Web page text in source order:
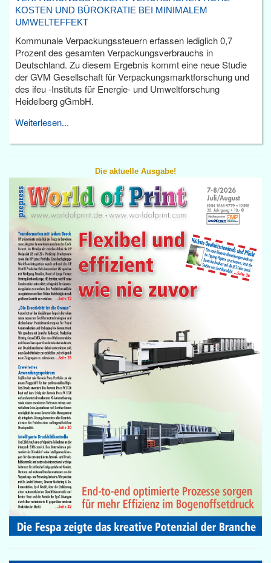
KOSTEN UND BÜROKRATIE BEI MINIMALEM
UMWELTEFFEKT
Kommunale Verpackungssteuern erfassen lediglich 0,7
Prozent des gesamten Verpackungsverbrauchs in
Deutschland. Zu diesem Ergebnis kommt eine neue Studie
der GVM Gesellschaft für Verpackungsmarktforschung und
des ifeu -Instituts für Energie- und Umweltforschung
Heidelberg gGmbH.
Weiterlesen...
Die aktuelle Ausgabe!